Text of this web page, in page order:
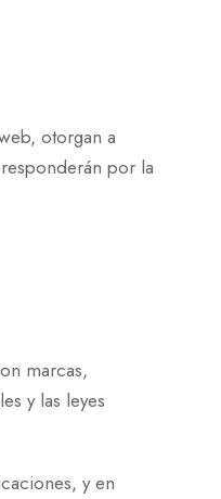
otorgan a
por la
marcas,
y las leyes
y en